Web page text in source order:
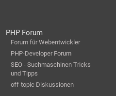
PHP Forum
Forum für Webentwickler
PHP-Developer Forum
SEO - Suchmaschinen Tricks
und Tipps
off-topic Diskussionen